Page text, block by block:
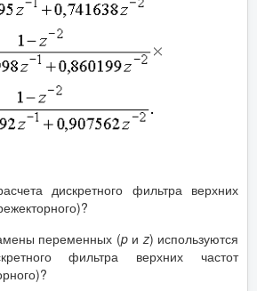
дискретного фильтра верхних
переменных (pиz) используются
фильтра верхних частот